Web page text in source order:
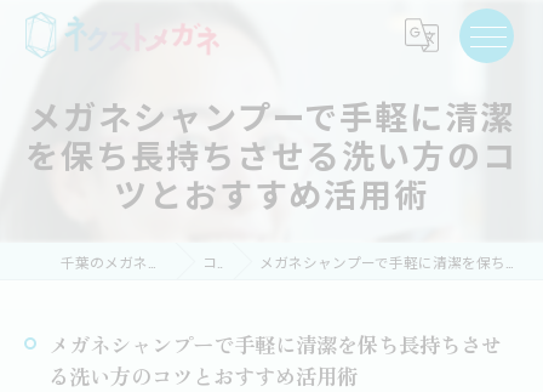
メガネシャンプーで手軽に清潔
を保ち長持ちさせる洗い方のコ
ツとおすすめ活用術
コラム メガネシャンプーで手軽に清潔を保ち長持ちさせる洗い方のコツとおすすめ活用術
メガネシャンプーで手軽に清潔を保ち長持ちさせ
る洗い方のコツとおすすめ活用術